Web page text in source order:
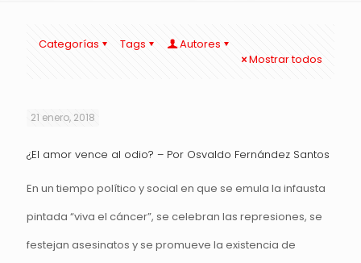
Categorías Tags
Autores
Mostrar todos
21 enero, 2018
¿El amor vence al odio? – Por Osvaldo Fernández Santos
En un tiempo político y social en que se emula la infausta
pintada “viva el cáncer”, se celebran las represiones, se
festejan asesinatos y se promueve la existencia de